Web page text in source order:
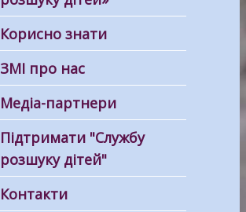
Корисно знати
ЗМІ про нас
Медіа-партнери
Підтримати "Службу
розшуку дітей"
Контакти